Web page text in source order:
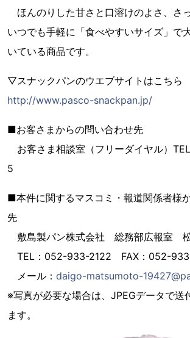
ほんのりした甘さと口溶けのよさ、さ
いつでも手軽に「食べやすいサイズ」で
いている商品です。
▽スナックパンのウエブサイトはこちら
http://www.pasco-snackpan.jp/
■お客さまからの問い合わせ先
お客さま相談室（フリーダイヤル）
5
■本件に関するマスコミ・報道関係者様
先
敷島製パン株式会社 総務部広報室
TEL：052-933-2122 FAX：052-
メール： daigo-matsumoto-
※写真が必要な場合は、JPEGデータで送
ます。